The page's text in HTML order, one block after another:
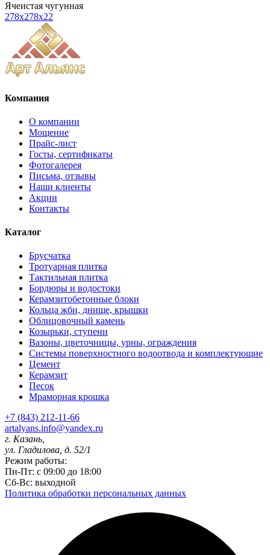
Ячеистая чугунная
278x278x22
Компания
О компании
Мощение
Прайс-лист
Госты, сертификаты
Фотогалерея
Письма, отзывы
Наши клиенты
Акции
Контакты
Каталог
Брусчатка
Тротуарная плитка
Тактильная плитка
Бордюры и водостоки
Керамзитобетонные блоки
Кольца жби, днище, крышки
Облицовочный камень
Козырьки, ступени
Вазоны, цветочницы, урны, ограждения
Системы поверхностного водоотвода и комплектующие
Цемент
Керамзит
Песок
Мраморная крошка
+7 (843) 212-11-66
artalyans.info@yandex.ru
г. Казань,
ул. Гладилова, д. 52/1
Режим работы:
Пн-Пт: с 09:00 до 18:00
Сб-Вс: выходной
Политика обработки персональных данных